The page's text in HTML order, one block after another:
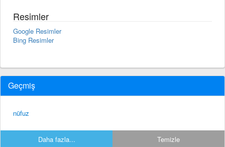
Resimler
Google Resimler
Bing Resimler
Geçmiş
nüfuz
Daha fazla... Temizle